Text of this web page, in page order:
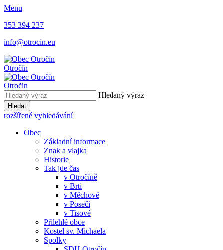
Menu
353 394 237
info@otrocin.eu
Otročín
Otročín
Hledaný výraz
Hledat
rozšířené vyhledávání
Obec
Základní informace
Znak a vlajka
Historie
Tak jde čas
v Otročíně
v Brti
v Měchově
v Poseči
v Tisové
Přilehlé obce
Kostel sv. Michaela
Spolky